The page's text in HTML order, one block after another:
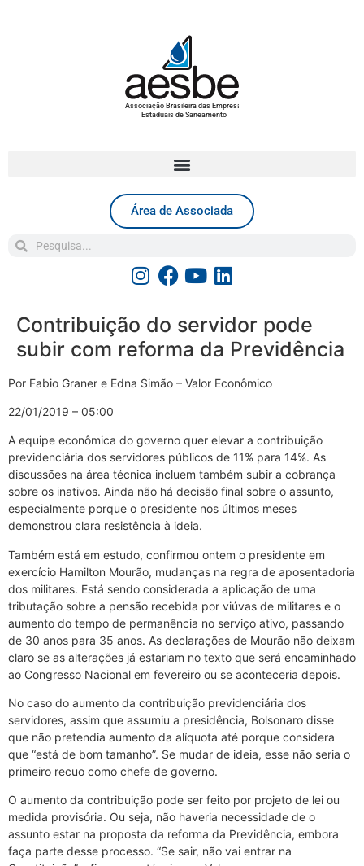
Associação Brasileira das Empresas
Estaduais de Saneamento
Área de Associada
Contribuição do servidor pode
subir com reforma da Previdência
Por Fabio Graner e Edna Simão – Valor Econômico
22/01/2019 – 05:00
A equipe econômica do governo quer elevar a contribuição
previdenciária dos servidores públicos de 11% para 14%. As
discussões na área técnica incluem também subir a cobrança
sobre os inativos. Ainda não há decisão final sobre o assunto,
especialmente porque o presidente nos últimos meses
demonstrou clara resistência à ideia.
Também está em estudo, confirmou ontem o presidente em
exercício Hamilton Mourão, mudanças na regra de aposentadoria
dos militares. Está sendo considerada a aplicação de uma
tributação sobre a pensão recebida por viúvas de militares e o
aumento do tempo de permanência no serviço ativo, passando
de 30 anos para 35 anos. As declarações de Mourão não deixam
claro se as alterações já estariam no texto que será encaminhado
ao Congresso Nacional em fevereiro ou se aconteceria depois.
No caso do aumento da contribuição previdenciária dos
servidores, assim que assumiu a presidência, Bolsonaro disse
que não pretendia aumento da alíquota até porque considera
que “está de bom tamanho”. Se mudar de ideia, esse não seria o
primeiro recuo como chefe de governo.
O aumento da contribuição pode ser feito por projeto de lei ou
medida provisória. Ou seja, não haveria necessidade de o
assunto estar na proposta da reforma da Previdência, embora
faça parte desse processo. “Se sair, não vai entrar na